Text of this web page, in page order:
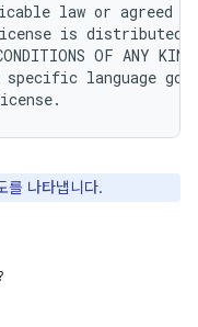
law or agreed
is distributed
CONDITIONS OF
language
를 나타냅니다.